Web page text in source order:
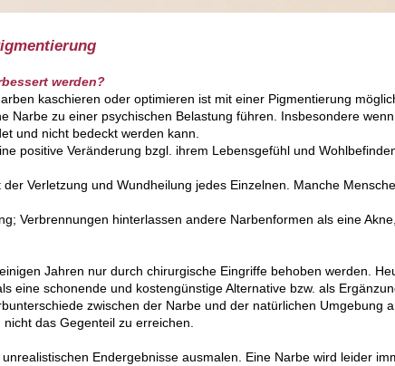
werden?
kaschieren oder optimieren ist mit einer Pigmentierung
Narbe zu einer psychischen Belastung führen. Insbesondere
und nicht bedeckt werden kann.
positive Veränderung bzgl. ihrem Lebensgefühl und
Verletzung und Wundheilung jedes Einzelnen. Manche
Verbrennungen hinterlassen andere Narbenformen als eine
Jahren nur durch chirurgische Eingriffe behoben werden.
eine schonende und kostengünstige Alternative bzw. als
zwischen der Narbe und der natürlichen Umgebung
das Gegenteil zu erreichen.
Endergebnisse ausmalen. Eine Narbe wird leider